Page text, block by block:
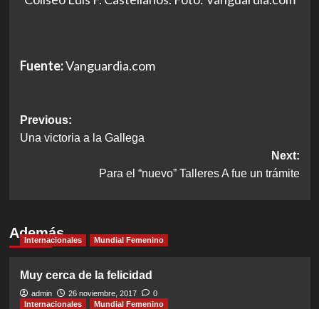
Fuente:Vanguardia.com
Post
navigation
Previous:
Una victoria a la Gallega
Next:
Para el “nuevo” Talleres A fue un trámite
Además
Internacionales Mundial Femenino
Muy cerca de la felicidad
admin 26 noviembre, 2017
0
Internacionales
Mundial Femenino